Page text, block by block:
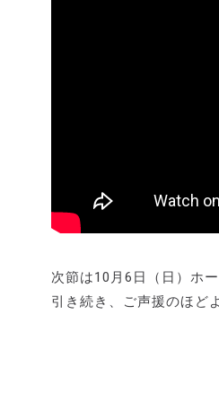
次節は10月6日（日）ホ
引き続き、ご声援のほど